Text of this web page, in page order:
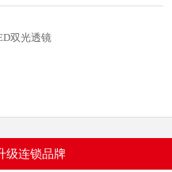
双光透镜
透镜+欧司朗45W安定器+欧司
级连锁品牌